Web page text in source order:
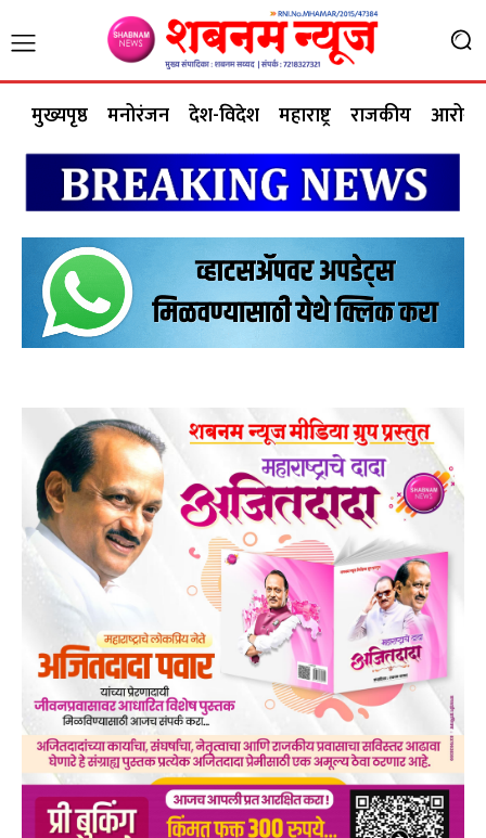
मुख्यपृष्ठ मनोरंजन देश-विदेश महाराष्ट्र राजकीय आरोग्य